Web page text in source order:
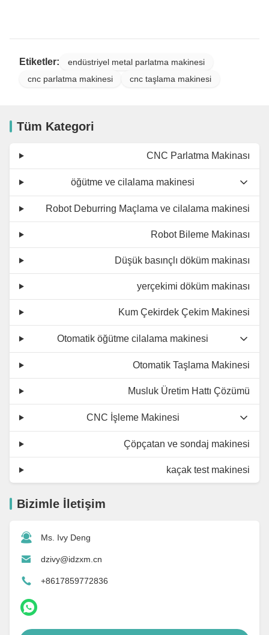
Etiketler:
endüstriyel metal parlatma makinesi
cnc parlatma makinesi
cnc taşlama makinesi
Tüm Kategori
CNC Parlatma Makinası
öğütme ve cilalama makinesi
Robot Deburring Maçlama ve cilalama makinesi
Robot Bileme Makinası
Düşük basınçlı döküm makinası
yerçekimi döküm makinası
Kum Çekirdek Çekim Makinesi
Otomatik öğütme cilalama makinesi
Otomatik Taşlama Makinesi
Musluk Üretim Hattı Çözümü
CNC İşleme Makinesi
Çöpçatan ve sondaj makinesi
kaçak test makinesi
Bizimle İletişim
Ms. Ivy Deng
dzivy@idzxm.cn
+8617859772836